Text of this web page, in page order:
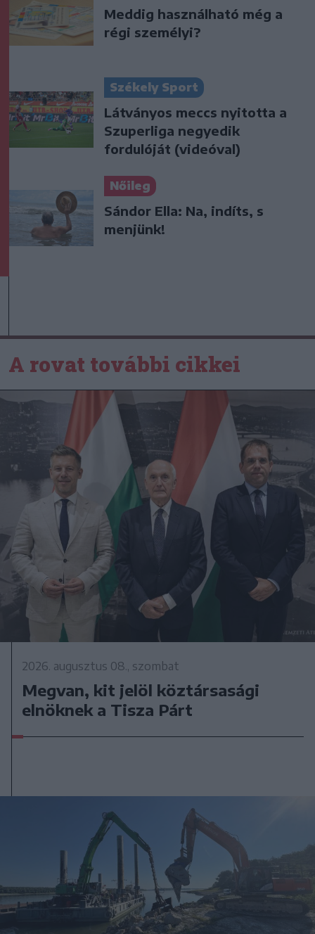
Meddig használható még a
régi személyi?
Székely Sport
Látványos meccs nyitotta a
Szuperliga negyedik
fordulóját (videóval)
Nőileg
Sándor Ella: Na, indíts, s
menjünk!
A rovat további cikkei
2026. augusztus 08., szombat
Megvan, kit jelöl köztársasági
elnöknek a Tisza Párt